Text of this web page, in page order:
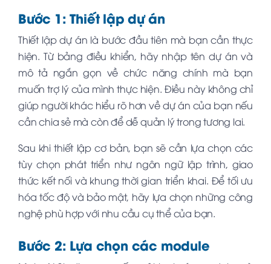
Bước 1: Thiết lập dự án
Thiết lập dự án là bước đầu tiên mà bạn cần thực
hiện. Từ bảng điều khiển, hãy nhập tên dự án và
mô tả ngắn gọn về chức năng chính mà bạn
muốn trợ lý của mình thực hiện. Điều này không chỉ
giúp người khác hiểu rõ hơn về dự án của bạn nếu
cần chia sẻ mà còn để dễ quản lý trong tương lai.
Sau khi thiết lập cơ bản, bạn sẽ cần lựa chọn các
tùy chọn phát triển như ngôn ngữ lập trình, giao
thức kết nối và khung thời gian triển khai. Để tối ưu
hóa tốc độ và bảo mật, hãy lựa chọn những công
nghệ phù hợp với nhu cầu cụ thể của bạn.
Bước 2: Lựa chọn các module